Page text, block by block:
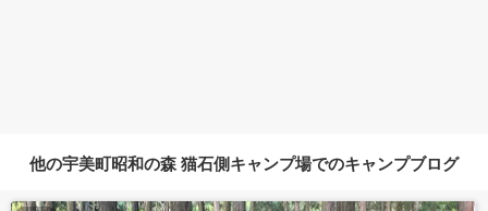
他の宇美町昭和の森 猫石側キャンプ場でのキャンプブログ